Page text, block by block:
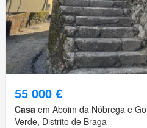
55 000 €
Casa em Aboim da Nóbrega e
Verde, Distrito de Braga